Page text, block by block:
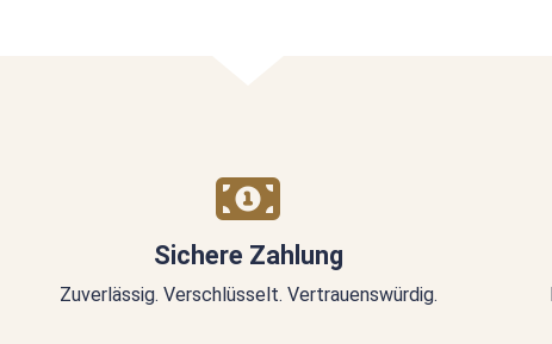
Sichere Zahlung
Zuverlässig. Verschlüsselt. Vertrauenswürdig.